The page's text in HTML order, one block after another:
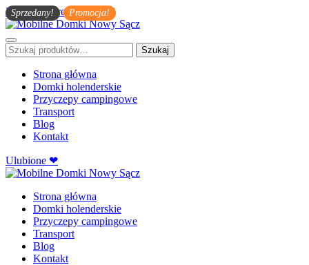
Przejdź do treści głównej
Szukaj: Szukaj
Strona główna
Domki holenderskie
Przyczepy campingowe
Transport
Blog
Kontakt
Ulubione ❤
Strona główna
Domki holenderskie
Przyczepy campingowe
Transport
Blog
Kontakt
Sprzedany! Promocja!